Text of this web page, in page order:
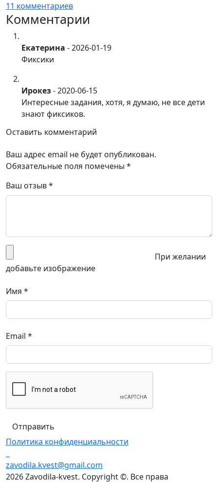
11 комментариев
Комментарии
Екатерина -2026-01-19
Фиксики
Ирокез-2020-06-15
Интересные задания, хотя, я думаю, не все дети
знают фиксиков.
Оставить комментарий
Ваш адрес email не будет опубликован.
Обязательные поля помечены *
Ваш отзыв*
При желании
добавьте изображение
Имя *
Email *
Политика конфиденциальности
zavodila.kvest@gmail.com
2026 Zavodila-kvest. Copyright ©. Все права